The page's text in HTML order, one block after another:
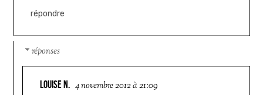
répondre
réponses
LOUISE N. 4 novembre 2012 à 21:09